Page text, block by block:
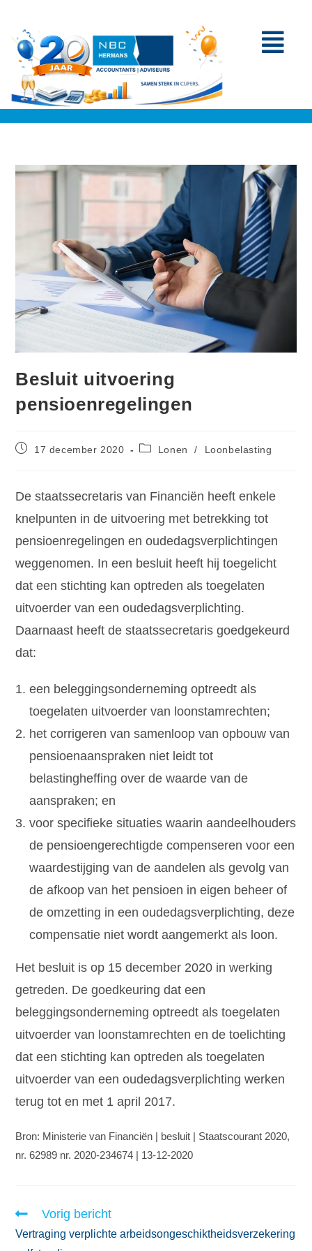
Besluit uitvoering
pensioenregelingen
17 december 2020 Lonen / Loonbelasting
De staatssecretaris van Financiën heeft enkele
knelpunten in de uitvoering met betrekking tot
pensioenregelingen en oudedagsverplichtingen
weggenomen. In een besluit heeft hij toegelicht
dat een stichting kan optreden als toegelaten
uitvoerder van een oudedagsverplichting.
Daarnaast heeft de staatssecretaris goedgekeurd
dat:
een beleggingsonderneming optreedt als
toegelaten uitvoerder van loonstamrechten;
het corrigeren van samenloop van opbouw van
pensioenaanspraken niet leidt tot
belastingheffing over de waarde van de
aanspraken; en
voor specifieke situaties waarin aandeelhouders
de pensioengerechtigde compenseren voor een
waardestijging van de aandelen als gevolg van
de afkoop van het pensioen in eigen beheer of
de omzetting in een oudedagsverplichting, deze
compensatie niet wordt aangemerkt als loon.
Het besluit is op 15 december 2020 in werking
getreden. De goedkeuring dat een
beleggingsonderneming optreedt als toegelaten
uitvoerder van loonstamrechten en de toelichting
dat een stichting kan optreden als toegelaten
uitvoerder van een oudedagsverplichting werken
terug tot en met 1 april 2017.
Bron: Ministerie van Financiën | besluit | Staatscourant 2020,
nr. 62989 nr. 2020-234674 | 13-12-2020
Vorig bericht
Vertraging verplichte arbeidsongeschiktheidsverzekering